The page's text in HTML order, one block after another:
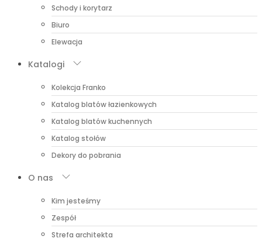
Schody i korytarz
Biuro
Elewacja
Katalogi
Kolekcja Franko
Katalog blatów łazienkowych
Katalog blatów kuchennych
Katalog stołów
Dekory do pobrania
O nas
Kim jesteśmy
Zespół
Strefa architekta